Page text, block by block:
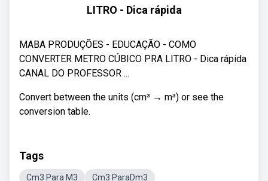
LITRO - Dica rápida
MABA PRODUÇÕES - EDUCAÇÃO - COMO
CONVERTER METRO CÚBICO PRA LITRO - Dica rápida
CANAL DO PROFESSOR ...
Convert between the units (cm³ → m³) or see the
conversion table.
Tags
Cm3 Para M3 Cm3 ParaDm3